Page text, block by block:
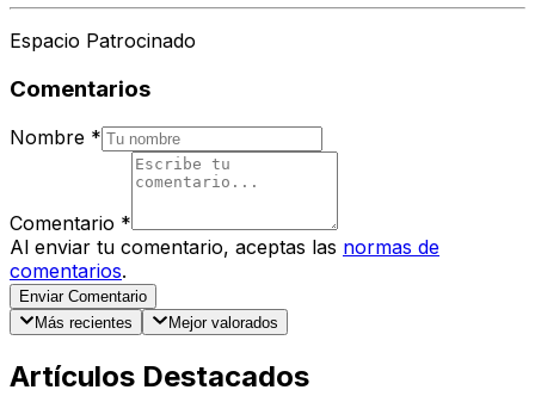
Espacio Patrocinado
Comentarios
Nombre *
Comentario *
Al enviar tu comentario, aceptas las normas de
comentarios.
Enviar Comentario
Más recientes
Mejor valorados
Artículos Destacados